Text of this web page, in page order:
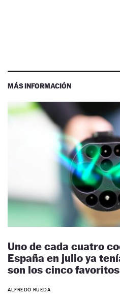
MÁS INFORMACIÓN
Uno de cada cuatro
España en julio ya
son los cinco favoritos
ALFREDO RUEDA